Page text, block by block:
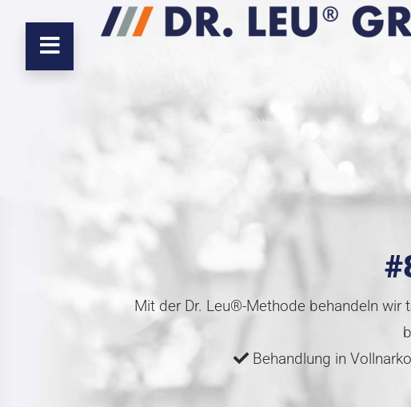
Mit der Dr. Leu®-Methode behandeln
Behandlung in